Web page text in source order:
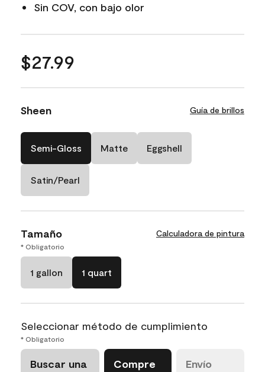
Sin COV, con bajo olor
$27.99
Sheen Guía de brillos
Semi-Gloss Matte Eggshell
Satin/Pearl
Tamaño Calculadora de pintura
* Obligatorio
1 gallon 1 quart
Seleccionar método de cumplimiento
* Obligatorio
Buscar una
Compre
Envío